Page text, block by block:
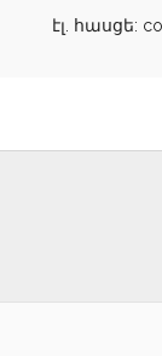
էլ. հասցե: